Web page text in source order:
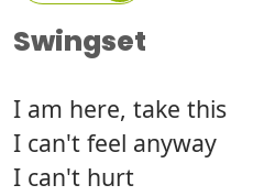
Swingset
I am here, take this
I can't feel anyway
I can't hurt